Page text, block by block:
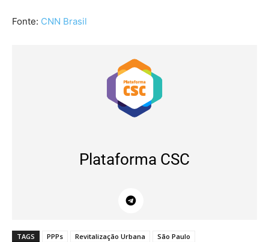
Fonte: CNN Brasil
Plataforma CSC
TAGS PPPs Revitalização Urbana São Paulo